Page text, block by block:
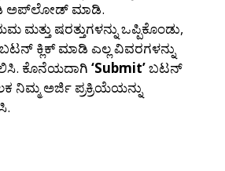
ಅಪ್‌ಲೋಡ್ ಮಾಡಿ.
ಮತ್ತು ಷರತ್ತುಗಳನ್ನು ಒಪ್ಪಿಕೊಂಡು,
ಬಟನ್ ಕ್ಲಿಕ್ ಮಾಡಿ ಎಲ್ಲ ವಿವರಗಳನ್ನು
ಕೊನೆಯದಾಗಿ ‘Submit’ಬಟನ್
ನಿಮ್ಮ ಅರ್ಜಿ ಪ್ರಕ್ರಿಯೆಯನ್ನು